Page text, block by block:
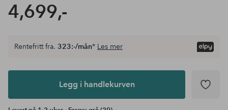
4,699,-
Legg i
Rentefritt fra. 323:-/mån* Les mer
Legg i handlekurven